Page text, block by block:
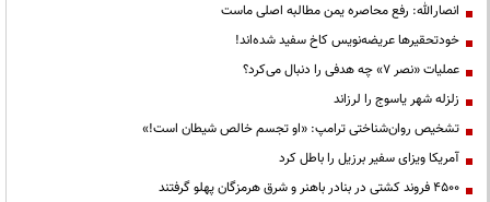
انصارالله: رفع محاصره یمن مطالبه اصلی ماست
خودتحقیرها عریضه‌نویس کاخ سفید شده‌اند!
عملیات «نصر ۷» چه هدفی را دنبال می‌کرد؟
زلزله شهر یاسوج را لرزاند
تشخیص روان‌شناختی ترامپ: «او تجسم خالص شیطان است!»
آمریکا ویزای سفیر برزیل را باطل کرد
۴۵۰۰ فروند کشتی در بنادر باهنر و شرق هرمزگان پهلو گرفتند